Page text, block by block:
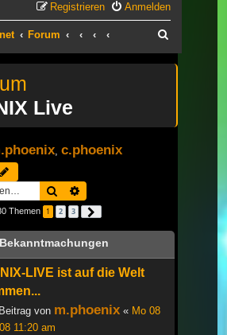
Anmelden
Registrieren
Forum
Live
c.phoenix
Suche
Themen 1 2 3
Bekanntmachungen
LIVE ist auf die Welt
von m.phoenix « Mo 08
11:20 am